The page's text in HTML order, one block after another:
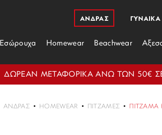
ΑΝΔΡΑΣ
Εσώρουχα Homewear Beachwear
ΓΥΝΑΙΚΑ
ΔΩΡΕΑΝ ΜΕΤΑΦΟΡΙΚΑ ΑΝΩ ΤΩΝ 50€
ΑΝΔΡΑΣ HOMEWEAR ΠΙΤΖΆΜΕΣ ΠΙΤΖΆΜΑ